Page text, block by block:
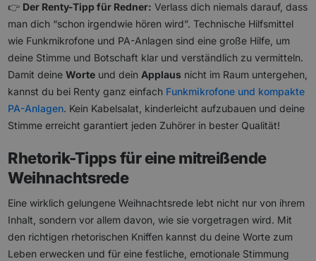
👉 Der Renty-Tipp für Redner: Verlass dich niemals darauf, dass
man dich “schon irgendwie hören wird”. Technische Hilfsmittel
wie Funkmikrofone und PA-Anlagen sind eine große Hilfe, um
deine Stimme und Botschaft klar und verständlich zu vermitteln.
Damit deineWorte und dein Applaus nicht im Raum untergehen,
kannst du bei Renty ganz einfach Funkmikrofone und kompakte
PA-Anlagen. Kein Kabelsalat, kinderleicht aufzubauen und deine
Stimme erreicht garantiert jeden Zuhörer in bester Qualität!
Rhetorik-Tipps für eine mitreißende
Weihnachtsrede
Eine wirklich gelungene Weihnachtsrede lebt nicht nur von ihrem
Inhalt, sondern vor allem davon, wie sie vorgetragen wird. Mit
den richtigen rhetorischen Kniffen kannst du deine Worte zum
Leben erwecken und für eine festliche, emotionale Stimmung